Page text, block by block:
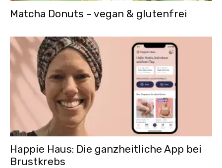
Matcha Donuts – vegan & glutenfrei
Happie Haus: Die ganzheitliche App bei
Brustkrebs